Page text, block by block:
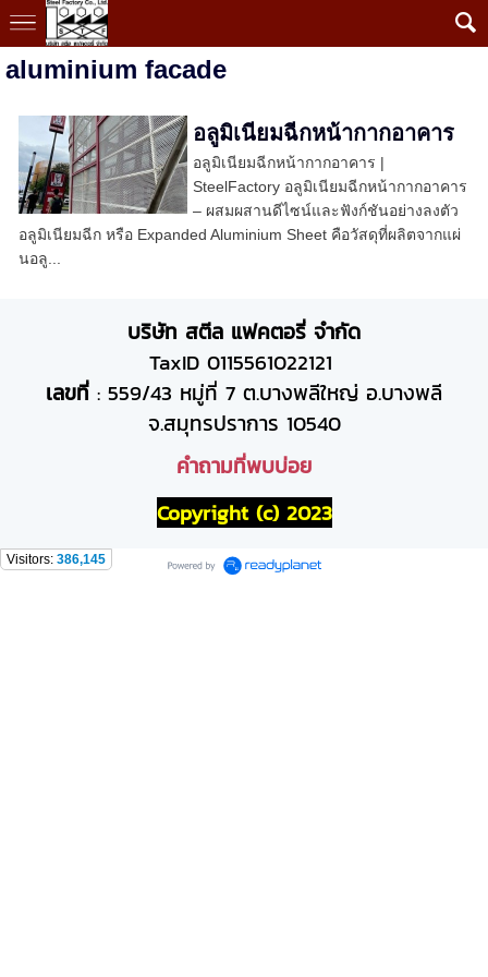
aluminium facade
อลูมิเนียมฉีกหน้ากากอาคาร
อลูมิเนียมฉีกหน้ากากอาคาร |
SteelFactory อลูมิเนียมฉีกหน้ากากอาคาร
– ผสมผสานดีไซน์และฟังก์ชันอย่างลงตัว
อลูมิเนียมฉีก หรือ Expanded Aluminium Sheet คือวัสดุที่ผลิตจากแผ่
นอลู...
บริษัท สตีล แฟคตอรี่ จำกัด
TaxID 0115561022121
เลขที่ : 559/43 หมู่ที่ 7 ต.บางพลีใหญ่ อ.บางพลี
จ.สมุทรปราการ 10540
คำถามที่พบบ่อย
Copyright (c) 2023
Visitors: 386,145